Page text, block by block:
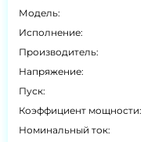
Модель:
Исполнение:
Производитель:
Напряжение:
Пуск:
Коэффициент мощности:
Номинальный ток: